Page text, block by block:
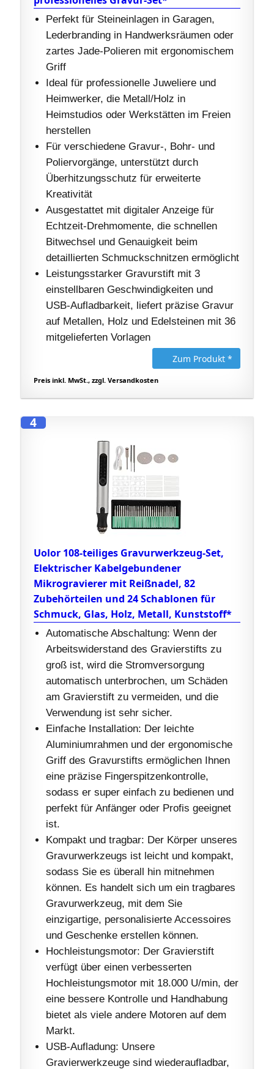
Perfekt für Steineinlagen in Garagen,
Lederbranding in Handwerksräumen oder
zartes Jade-Polieren mit ergonomischem
Griff
Ideal für professionelle Juweliere und
Heimwerker, die Metall/Holz in
Heimstudios oder Werkstätten im Freien
herstellen
Für verschiedene Gravur-, Bohr- und
Poliervorgänge, unterstützt durch
Überhitzungsschutz für erweiterte
Kreativität
Ausgestattet mit digitaler Anzeige für
Echtzeit-Drehmomente, die schnellen
Bitwechsel und Genauigkeit beim
detaillierten Schmuckschnitzen ermöglicht
Leistungsstarker Gravurstift mit 3
einstellbaren Geschwindigkeiten und
USB-Aufladbarkeit, liefert präzise Gravur
auf Metallen, Holz und Edelsteinen mit 36
mitgelieferten Vorlagen
Zum Produkt *
Preis inkl. MwSt., zzgl. Versandkosten
4
Uolor 108-teiliges Gravurwerkzeug-Set,
Elektrischer Kabelgebundener
Mikrogravierer mit Reißnadel, 82
Zubehörteilen und 24 Schablonen für
Schmuck, Glas, Holz, Metall, Kunststoff*
Automatische Abschaltung: Wenn der
Arbeitswiderstand des Gravierstifts zu
groß ist, wird die Stromversorgung
automatisch unterbrochen, um Schäden
am Gravierstift zu vermeiden, und die
Verwendung ist sehr sicher.
Einfache Installation: Der leichte
Aluminiumrahmen und der ergonomische
Griff des Gravurstifts ermöglichen Ihnen
eine präzise Fingerspitzenkontrolle,
sodass er super einfach zu bedienen und
perfekt für Anfänger oder Profis geeignet
ist.
Kompakt und tragbar: Der Körper unseres
Gravurwerkzeugs ist leicht und kompakt,
sodass Sie es überall hin mitnehmen
können. Es handelt sich um ein tragbares
Gravurwerkzeug, mit dem Sie
einzigartige, personalisierte Accessoires
und Geschenke erstellen können.
Hochleistungsmotor: Der Gravierstift
verfügt über einen verbesserten
Hochleistungsmotor mit 18.000 U/min, der
eine bessere Kontrolle und Handhabung
bietet als viele andere Motoren auf dem
Markt.
USB-Aufladung: Unsere
Gravierwerkzeuge sind wiederaufladbar,